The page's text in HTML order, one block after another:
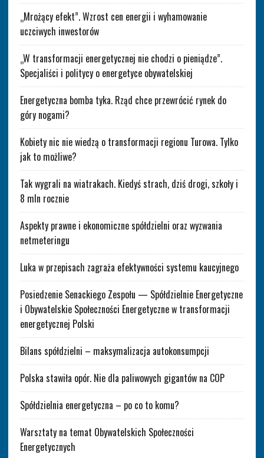
„Mrożący efekt”. Wzrost cen energii i wyhamowanie
uczciwych inwestorów
„W transformacji energetycznej nie chodzi o pieniądze”.
Specjaliści i politycy o energetyce obywatelskiej
Energetyczna bomba tyka. Rząd chce przewrócić rynek do
góry nogami?
Kobiety nic nie wiedzą o transformacji regionu Turowa. Tylko
jak to możliwe?
Tak wygrali na wiatrakach. Kiedyś strach, dziś drogi, szkoły i
8 mln rocznie
Aspekty prawne i ekonomiczne spółdzielni oraz wyzwania
netmeteringu
Luka w przepisach zagraża efektywności systemu kaucyjnego
Posiedzenie Senackiego Zespołu — Spółdzielnie Energetyczne
i Obywatelskie Społeczności Energetyczne w transformacji
energetycznej Polski
Bilans spółdzielni – maksymalizacja autokonsumpcji
Polska stawiła opór. Nie dla paliwowych gigantów na COP
Spółdzielnia energetyczna – po co to komu?
Warsztaty na temat Obywatelskich Społeczności
Energetycznych